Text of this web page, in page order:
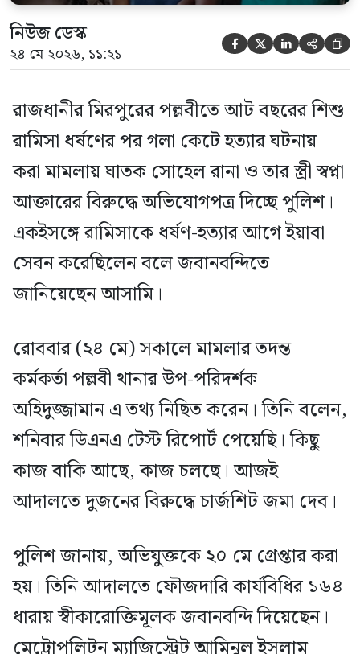
নিউজ ডেস্ক
২৪ মে ২০২৬, ১১:২১     
রাজধানীর মিরপুরের পল্লবীতে আট বছরের শিশু
রামিসা ধর্ষণের পর গলা কেটে হত্যার ঘটনায়
করা মামলায় ঘাতক সোহেল রানা ও তার স্ত্রী স্বপ্না
আক্তারের বিরুদ্ধে অভিযোগপত্র দিচ্ছে পুলিশ।
একইসঙ্গে রামিসাকে ধর্ষণ-হত্যার আগে ইয়াবা
সেবন করেছিলেন বলে জবানবন্দিতে
জানিয়েছেন আসামি।
রোববার (২৪ মে) সকালে মামলার তদন্ত
কর্মকর্তা পল্লবী থানার উপ-পরিদর্শক
অহিদুজ্জামান এ তথ্য নিছিত করেন। তিনি বলেন,
শনিবার ডিএনএ টেস্ট রিপোর্ট পেয়েছি। কিছু
কাজ বাকি আছে, কাজ চলছে। আজই
আদালতে দুজনের বিরুদ্ধে চার্জশিট জমা দেব।
পুলিশ জানায়, অভিযুক্তকে ২০ মে গ্রেপ্তার করা
হয়। তিনি আদালতে ফৌজদারি কার্যবিধির ১৬৪
ধারায় স্বীকারোক্তিমূলক জবানবন্দি দিয়েছেন।